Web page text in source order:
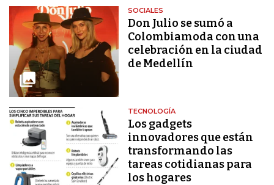
SOCIALES
Don Julio se sumó a
Colombiamoda con una
celebración en la ciudad
de Medellín
TECNOLOGÍA
Los gadgets
innovadores que están
transformando las
tareas cotidianas para
los hogares